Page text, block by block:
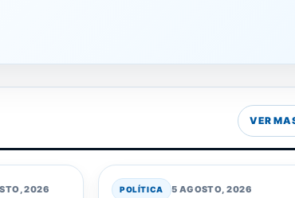
VER
2026 POLÍTICA 5 AGOSTO, 2026